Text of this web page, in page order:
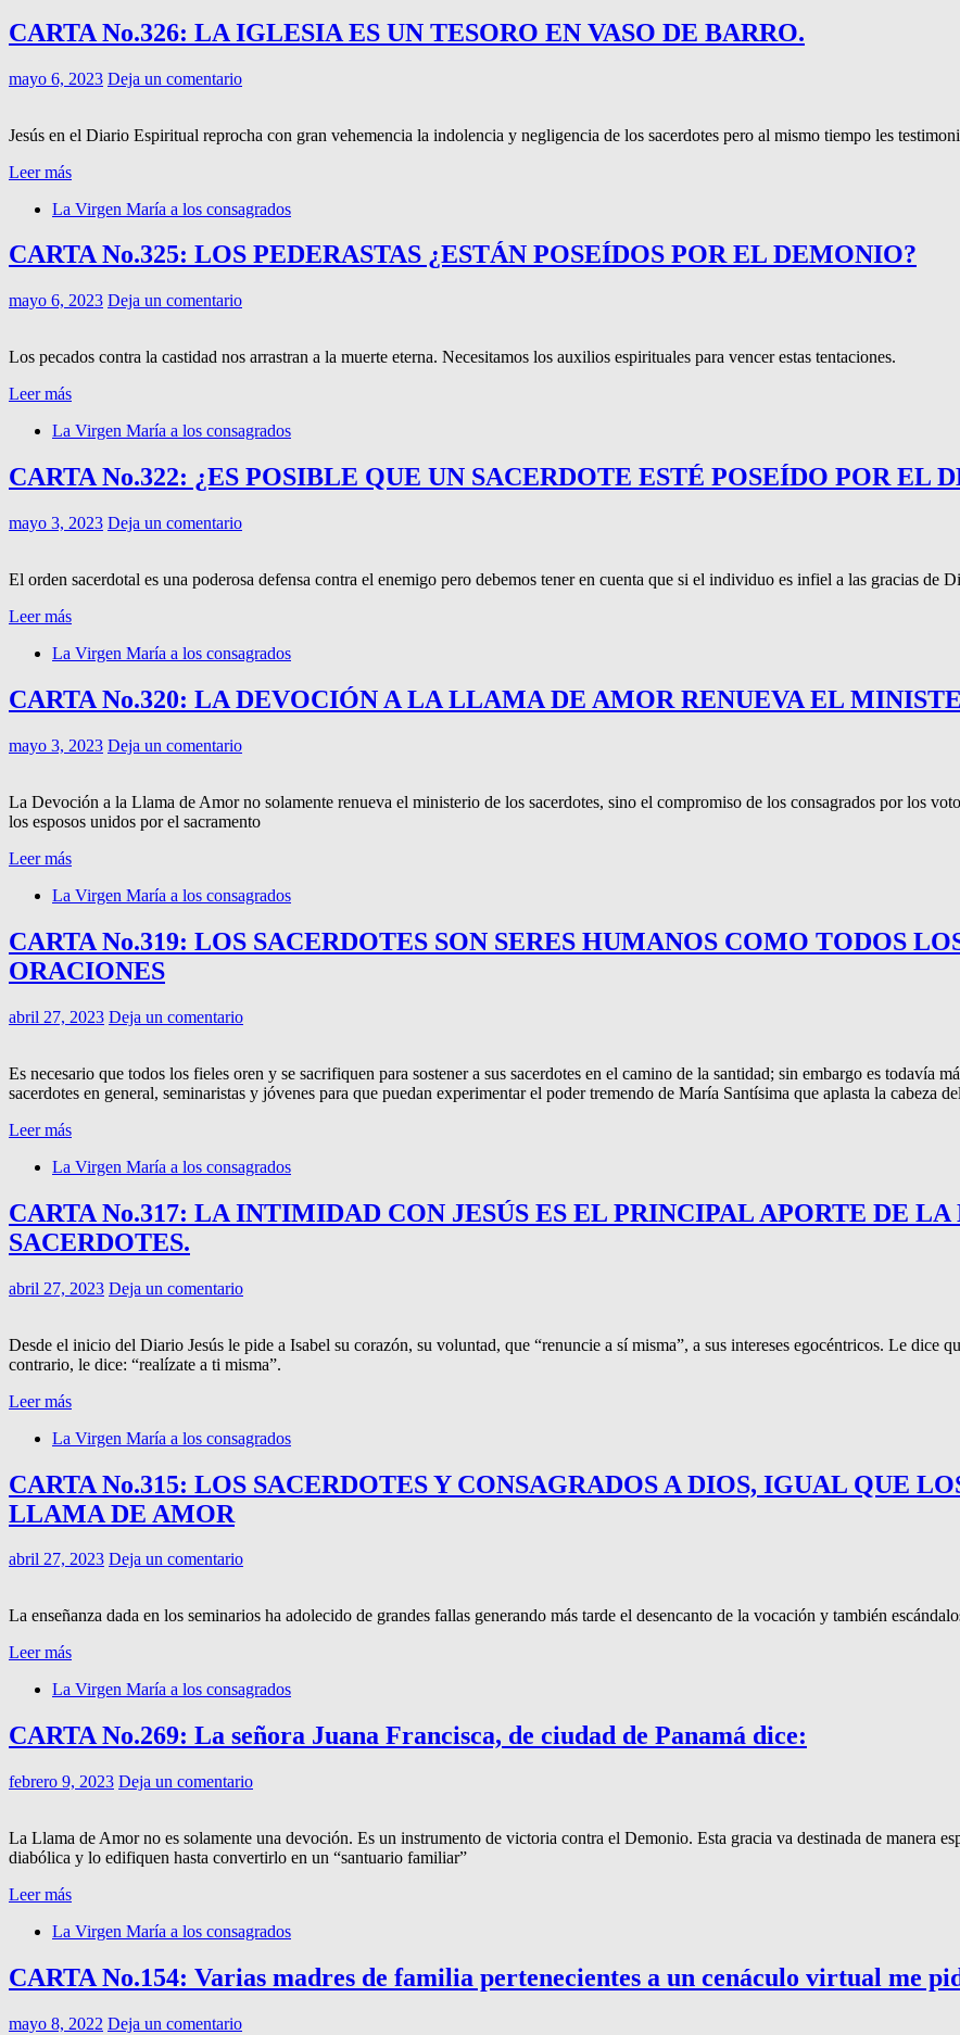
CARTA No.326: LA IGLESIA ES UN TESORO EN VASO DE BARRO.
mayo 6, 2023 Deja un comentario
Jesús en el Diario Espiritual reprocha con gran vehemencia la indolencia y negligencia de los sacerdotes pero al mismo tiempo les
Leer más
La Virgen María a los consagrados
CARTA No.325: LOS PEDERASTAS ¿ESTÁN POSEÍDOS POR EL DEMONIO?
mayo 6, 2023 Deja un comentario
Los pecados contra la castidad nos arrastran a la muerte eterna. Necesitamos los auxilios espirituales para vencer estas tentaciones.
Leer más
La Virgen María a los consagrados
CARTA No.322: ¿ES POSIBLE QUE UN SACERDOTE ESTÉ POSEÍDO POR EL
mayo 3, 2023 Deja un comentario
El orden sacerdotal es una poderosa defensa contra el enemigo pero debemos tener en cuenta que si el individuo es infiel a las gracias de
Leer más
La Virgen María a los consagrados
CARTA No.320: LA DEVOCIÓN A LA LLAMA DE AMOR RENUEVA EL
mayo 3, 2023 Deja un comentario
La Devoción a la Llama de Amor no solamente renueva el ministerio de los sacerdotes, sino el compromiso de los consagrados por los
los esposos unidos por el sacramento
Leer más
La Virgen María a los consagrados
CARTA No.319: LOS SACERDOTES SON SERES HUMANOS COMO TODOS
ORACIONES
abril 27, 2023 Deja un comentario
Es necesario que todos los fieles oren y se sacrifiquen para sostener a sus sacerdotes en el camino de la santidad; sin embargo es todavía
sacerdotes en general, seminaristas y jóvenes para que puedan experimentar el poder tremendo de María Santísima que aplasta la cabeza
Leer más
La Virgen María a los consagrados
CARTA No.317: LA INTIMIDAD CON JESÚS ES EL PRINCIPAL APORTE DE
SACERDOTES.
abril 27, 2023 Deja un comentario
Desde el inicio del Diario Jesús le pide a Isabel su corazón, su voluntad, que “renuncie a sí misma”, a sus intereses egocéntricos. Le dice
contrario, le dice: “realízate a ti misma”.
Leer más
La Virgen María a los consagrados
CARTA No.315: LOS SACERDOTES Y CONSAGRADOS A DIOS, IGUAL QUE
LLAMA DE AMOR
abril 27, 2023 Deja un comentario
La enseñanza dada en los seminarios ha adolecido de grandes fallas generando más tarde el desencanto de la vocación y también
Leer más
La Virgen María a los consagrados
CARTA No.269: La señora Juana Francisca, de ciudad de Panamá dice:
febrero 9, 2023 Deja un comentario
La Llama de Amor no es solamente una devoción. Es un instrumento de victoria contra el Demonio. Esta gracia va destinada de manera
diabólica y lo edifiquen hasta convertirlo en un “santuario familiar”
Leer más
La Virgen María a los consagrados
CARTA No.154: Varias madres de familia pertenecientes a un cenáculo virtual me
mayo 8, 2022 Deja un comentario